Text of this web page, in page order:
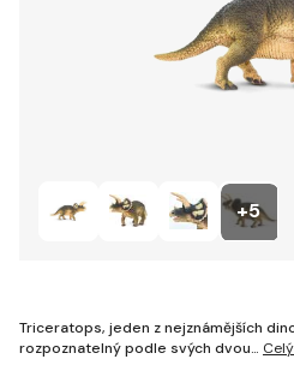
+5
Triceratops, jeden z nejznámějších
rozpoznatelný podle svých dvou…